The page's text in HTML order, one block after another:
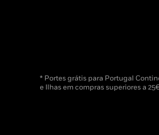
* Portes grátis para Portugal
e Ilhas em compras superiores a